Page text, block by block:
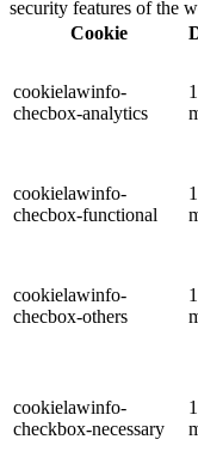
security features of the
Cookie
cookielawinfo-
checbox-analytics
cookielawinfo-
checbox-functional
cookielawinfo-
checbox-others
cookielawinfo-
checkbox-necessary